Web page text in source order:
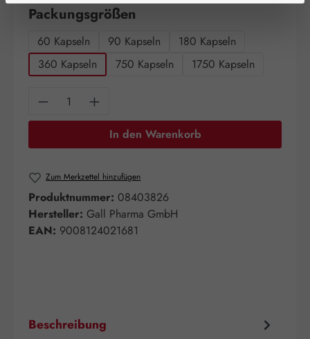
Packungsgrößen
60 Kapseln 90 Kapseln
180 Kapseln
360 Kapseln
750 Kapseln 1750 Kapseln
Produkt Anzahl: Gib den gewünschten
In den Warenkorb
Zum Merkzettel hinzufügen
Produktnummer: 08403826
Hersteller: Gall Pharma GmbH
EAN: 9008124021681
Beschreibung